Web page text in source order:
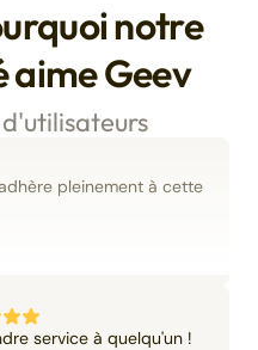
notre
aime Geev
pleinement à cette
service à quelqu'un !